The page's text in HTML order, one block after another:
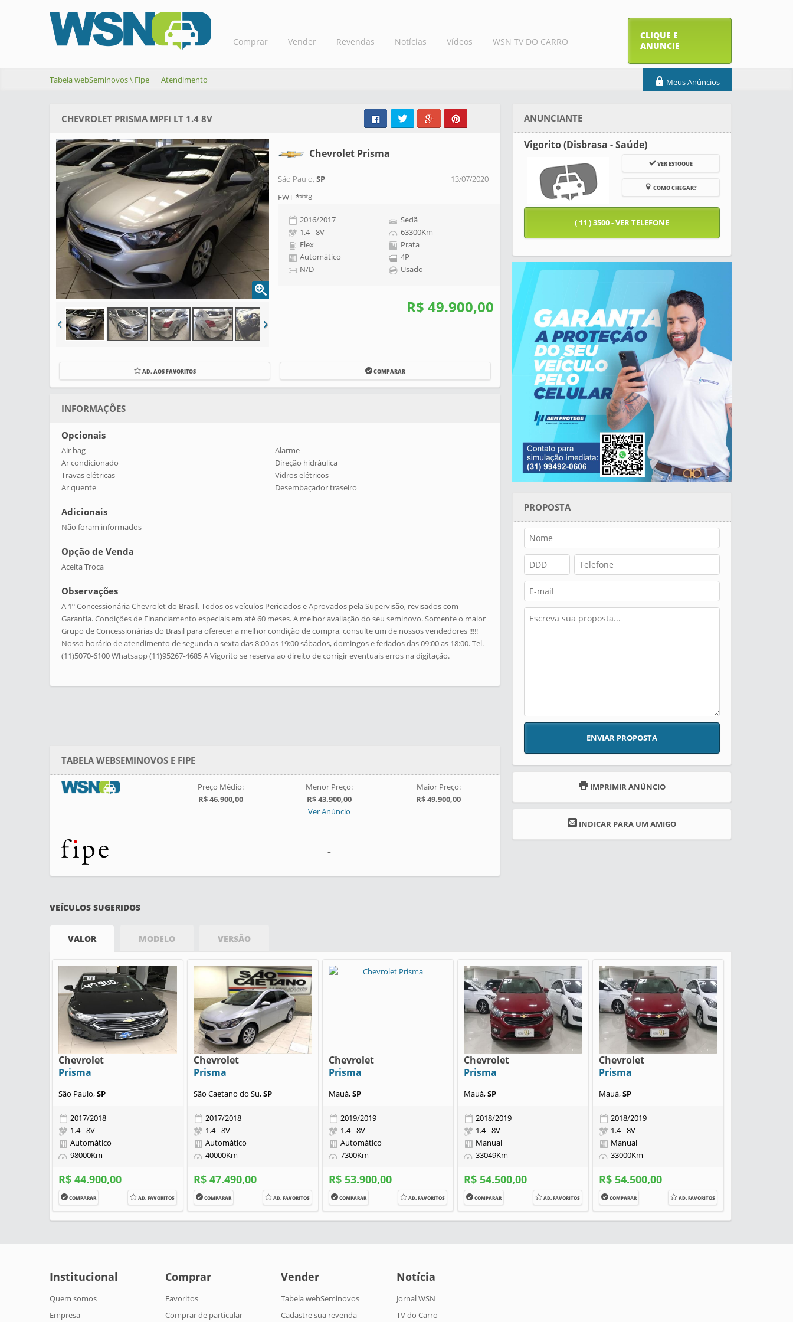
Comprar Vender Revendas Notícias Vídeos WSN TV DO CARRO
CLIQUE E
ANUNCIE
Tabela webSeminovos \ Fipe Atendimento Meus Anúncios
CHEVROLET PRISMA MPFI LT 1.4 8V
Chevrolet Prisma
São Paulo, SP
13/07/2020
FWT-***8
2016/2017
1.4 - 8V
Flex
Automático
N/D
Sedã
63300Km
Prata
4P
Usado
R$ 49.900,00
AD. AOS FAVORITOS COMPARAR
INFORMAÇÕES
Opcionais
Air bag
Alarme
Ar condicionado
Direção hidráulica
Travas elétricas
Vidros elétricos
Ar quente
Desembaçador traseiro
Adicionais
Não foram informados
Opção de Venda
Aceita Troca
Observações
A 1º Concessionária Chevrolet do Brasil. Todos os veículos Periciados e Aprovados pela Supervisão, revisados com
Garantia. Condições de Financiamento especiais em até 60 meses. A melhor avaliação do seu seminovo. Somente o maior
Grupo de Concessionárias do Brasil para oferecer a melhor condição de compra, consulte um de nossos vendedores !!!!!
Nosso horário de atendimento de segunda a sexta das 8:00 as 19:00 sábados, domingos e feriados das 09:00 as 18:00. Tel.
(11)5070-6100 Whatsapp (11)95267-4685 A Vigorito se reserva ao direito de corrigir eventuais erros na digitação.
TABELA WEBSEMINOVOS E FIPE
Preço Médio:
R$ 46.900,00
Menor Preço:
R$ 43.900,00
Ver Anúncio
Maior Preço:
R$ 49.900,00
-
ANUNCIANTE
Vigorito (Disbrasa - Saúde)
VER ESTOQUE
COMO CHEGAR?
( 11 ) 3500 - VER TELEFONE
PROPOSTA
ENVIAR PROPOSTA
IMPRIMIR ANÚNCIO
INDICAR PARA UM AMIGO
VEÍCULOS SUGERIDOS
VALOR MODELO VERSÃO
Chevrolet
Prisma
São Paulo,SP
2017/2018
1.4 - 8V
Automático
98000Km
R$ 44.900,00
COMPARAR AD. FAVORITOS
Chevrolet
Prisma
São Caetano do Su,SP
2017/2018
1.4 - 8V
Automático
40000Km
R$ 47.490,00
COMPARAR AD. FAVORITOS
Chevrolet
Prisma
Mauá,SP
2019/2019
1.4 - 8V
Automático
7300Km
R$ 53.900,00
COMPARAR AD. FAVORITOS
Chevrolet
Prisma
Mauá,SP
2018/2019
1.4 - 8V
Manual
33049Km
R$ 54.500,00
COMPARAR AD. FAVORITOS
Chevrolet
Prisma
Mauá,SP
2018/2019
1.4 - 8V
Manual
33000Km
R$ 54.500,00
COMPARAR AD. FAVORITOS
Institucional
Quem somos
Empresa
Comprar
Favoritos
Comprar de particular
Vender
Tabela webSeminovos
Cadastre sua revenda
Notícia
Jornal WSN
TV do Carro